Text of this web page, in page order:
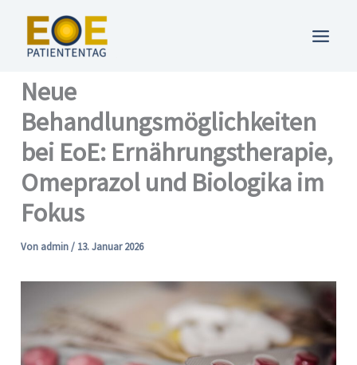
springen
Neue
Behandlungsmöglichkeiten
bei EoE: Ernährungstherapie,
Omeprazol und Biologika im
Fokus
Von admin/ 13. Januar 2026